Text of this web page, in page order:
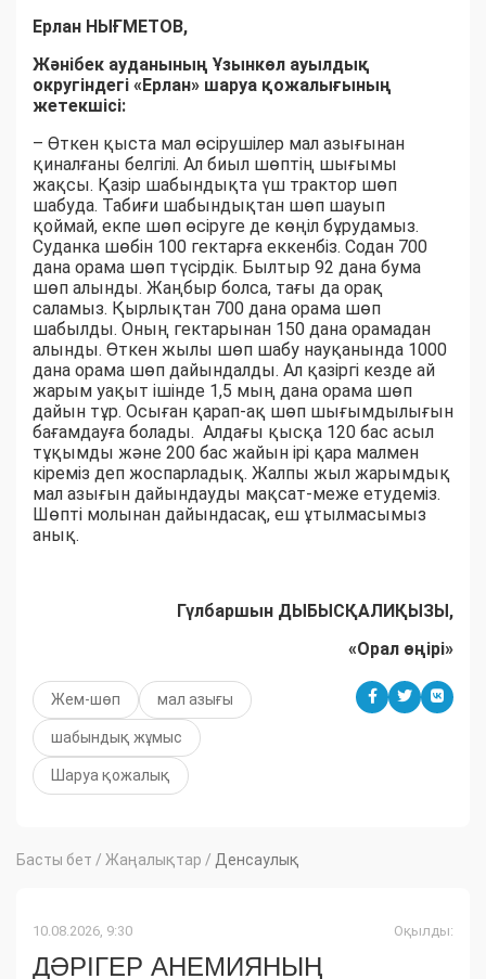
Ерлан НЫҒМЕТОВ,
Жәнібек ауданының Ұзынкөл ауылдық
округіндегі «Ерлан» шаруа қожалығының
жетекшісі:
– Өткен қыста мал өсірушілер мал азығынан
қиналғаны белгілі. Ал биыл шөптің шығымы
жақсы. Қазір шабындықта үш трактор шөп
шабуда. Табиғи шабындықтан шөп шауып
қоймай, екпе шөп өсіруге де көңіл бұрудамыз.
Суданка шөбін 100 гектарға еккенбіз. Содан 700
дана орама шөп түсірдік. Былтыр 92 дана бума
шөп алынды. Жаңбыр болса, тағы да орақ
саламыз. Қырлықтан 700 дана орама шөп
шабылды. Оның гектарынан 150 дана орамадан
алынды. Өткен жылы шөп шабу науқанында 1000
дана орама шөп дайындалды. Ал қазіргі кезде ай
жарым уақыт ішінде 1,5 мың дана орама шөп
дайын тұр. Осыған қарап-ақ шөп шығымдылығын
бағамдауға болады. Алдағы қысқа 120 бас асыл
тұқымды және 200 бас жайын ірі қара малмен
кіреміз деп жоспарладық. Жалпы жыл жарымдық
мал азығын дайындауды мақсат-меже етудеміз.
Шөпті молынан дайындасақ, еш ұтылмасымыз
анық.
Гүлбаршын ДЫБЫСҚАЛИҚЫЗЫ,
«Орал өңірі»
Жем-шөп мал азығы
шабындық жұмыс
Шаруа қожалық
Басты бет / Жаңалықтар / Денсаулық
10.08.2026, 9:30 Оқылды:
ДӘРІГЕР АНЕМИЯНЫҢ